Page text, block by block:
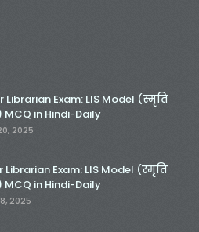
Librarian Exam: LIS Model (स्मृति
MCQ in Hindi-Daily
2025
Librarian Exam: LIS Model (स्मृति
MCQ in Hindi-Daily
2025